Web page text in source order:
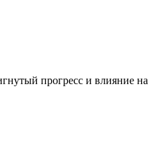
прогресс и влияние на